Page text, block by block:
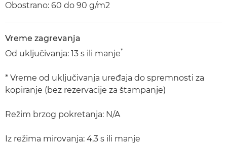
Obostrano: 60 do 90 g/m2
Vreme zagrevanja
Od uključivanja: 13 s ili manje*
* Vreme od uključivanja uređaja do spremnosti za
kopiranje (bez rezervacije za štampanje)
Režim brzog pokretanja: N/A
Iz režima mirovanja: 4,3 s ili manje